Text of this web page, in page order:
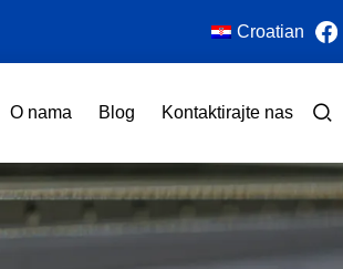
Croatian
O nama Blog Kontaktirajte nas